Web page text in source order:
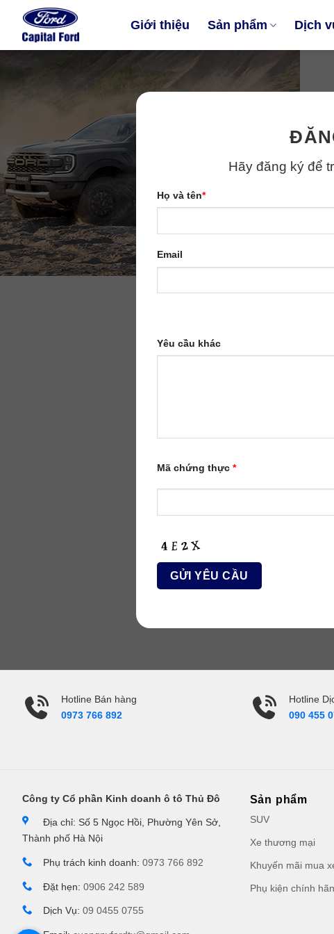
Giới thiệu Sản phẩm Dịch
Hãy đăng ký để
Họ và tên*
Email
Yêu cầu khác
Mã chứng thực *
Hotline Bán hàng
0973 766 892
Hotline
090 455
Công ty Cổ phần Kinh doanh ô tô Thủ Đô
Địa chỉ: Số 5 Ngọc Hồi, Phường Yên Sở,
Thành phố Hà Nội
Phụ trách kinh doanh: 0973 766 892
Đặt hẹn: 0906 242 589
Dịch Vụ: 09 0455 0755
Sản phẩm
SUV
Xe thương mại
Khuyến mãi mua
Phụ kiện chính